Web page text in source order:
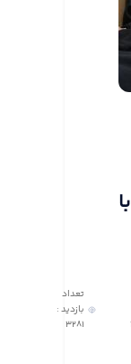
تعداد
بازدید :
3281